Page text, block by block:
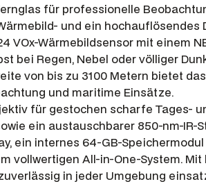
für professionelle
und ein
VOx-Wärmebildsensor mit einem
bei Regen, Nebel oder völliger
von bis zu 3100 Metern bietet
und maritime Einsätze.
für gestochen scharfe Tages-
ein austauschbarer 850-nm-IR-
ein internes 64-GB-
vollwertigen All-in-One-System. Mit
in jeder Umgebung